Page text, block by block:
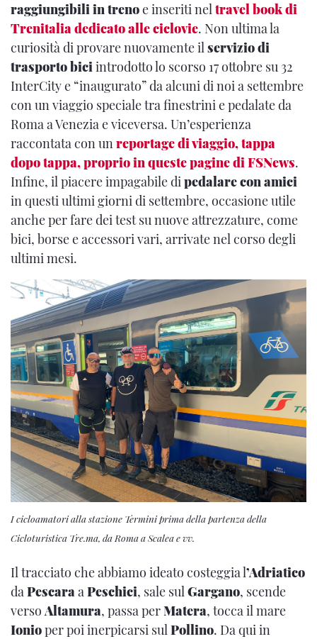
raggiungibili in trenoe inseriti neltravel book di
Trenitalia dedicato alle ciclovie. Non ultima la
curiosità di provare nuovamente ilservizio di
trasporto biciintrodotto lo scorso 17 ottobre su 32
InterCity e “inaugurato” da alcuni di noi a settembre
con un viaggio speciale tra finestrini e pedalate da
Roma a Venezia e viceversa. Un’esperienza
raccontata con unreportage di viaggio, tappa
dopo tappa, proprio in queste pagine di FSNews.
Infine, il piacere impagabile dipedalare con amici
in questi ultimi giorni di settembre, occasione utile
anche per fare dei test su nuove attrezzature, come
bici, borse e accessori vari, arrivate nel corso degli
ultimi mesi.
I cicloamatori alla stazione Termini prima della partenza della
Cicloturistica Tre.ma, da Roma a Scalea e vv.
Il tracciato che abbiamo ideato costeggia l’Adriatico
da Pescara a Peschici, sale sul Gargano, scende
verso Altamura, passa perMatera, tocca il mare
Ionioper poi inerpicarsi sul Pollino. Da qui in